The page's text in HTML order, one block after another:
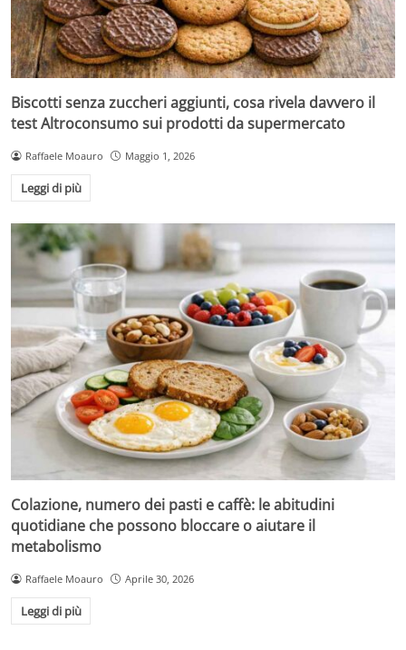
Biscotti senza zuccheri aggiunti, cosa rivela davvero il
test Altroconsumo sui prodotti da supermercato
Raffaele Moauro Maggio 1, 2026
Leggi di più
Colazione, numero dei pasti e caffè: le abitudini
quotidiane che possono bloccare o aiutare il
metabolismo
Raffaele Moauro Aprile 30, 2026
Leggi di più